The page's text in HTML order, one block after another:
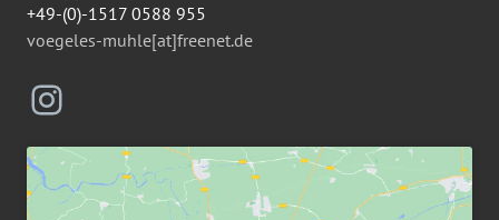
+49-(0)-1517 0588 955
voegeles-muhle[at]freenet.de
Instagram